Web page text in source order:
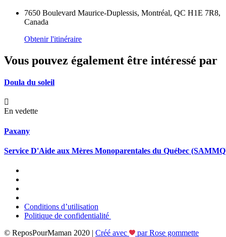
7650 Boulevard Maurice-Duplessis, Montréal, QC H1E 7R8,
Canada
Obtenir l'itinéraire
Vous pouvez également être intéressé par
Doula du soleil
En vedette
Paxany
Service D'Aide aux Mères Monoparentales du Québec
Conditions d’utilisation
Politique de confidentialité
© ReposPourMaman 2020 | Créé avec par Rose gommette